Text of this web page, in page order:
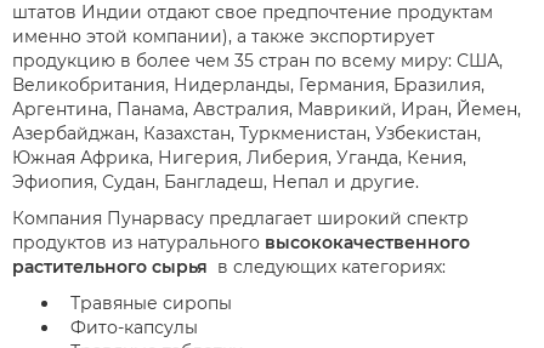
штатов Индии отдают свое предпочтение продуктам
именно этой компании), а также экспортирует
продукцию в более чем 35 стран по всему миру: США,
Великобритания, Нидерланды, Германия, Бразилия,
Аргентина, Панама, Австралия, Маврикий, Иран, Йемен,
Азербайджан, Казахстан, Туркменистан, Узбекистан,
Южная Африка, Нигерия, Либерия, Уганда, Кения,
Эфиопия, Судан, Бангладеш, Непал и другие.
Компания Пунарвасу предлагает широкий спектр
продуктов из натурального высококачественного
растительного сырья в следующих категориях:
Травяные сиропы
Фито-капсулы